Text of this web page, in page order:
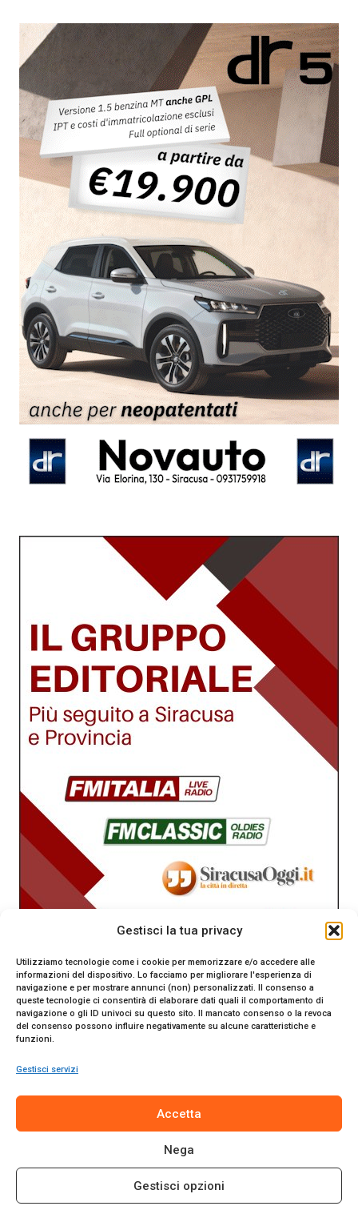
Gestisci la tua privacy
Utilizziamo tecnologie come i cookie per memorizzare e/o accedere alle
informazioni del dispositivo. Lo facciamo per migliorare l'esperienza di
navigazione e per mostrare annunci (non) personalizzati. Il consenso a
queste tecnologie ci consentirà di elaborare dati quali il comportamento di
navigazione o gli ID univoci su questo sito. Il mancato consenso o la revoca
del consenso possono influire negativamente su alcune caratteristiche e
funzioni.
Gestisci servizi
Accetta
Nega
Gestisci opzioni
Tribunale di Siracusa. Direttore responsabile Gianni Catania.
© 2024 Promo Italia S.r.l. Tutti i diritti riservati. | Sito web
realizzato daWeb-Arte.it
Cookie Policy|Termini e Condizioni